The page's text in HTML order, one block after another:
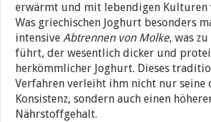
erwärmt und mit lebendigen Kulturen
Was griechischen Joghurt besonders
intensiveAbtrennen von Molke, was
führt, der wesentlich dicker und
herkömmlicher Joghurt. Dieses
Verfahren verleiht ihm nicht nur seine
Konsistenz, sondern auch einen
Nährstoffgehalt.